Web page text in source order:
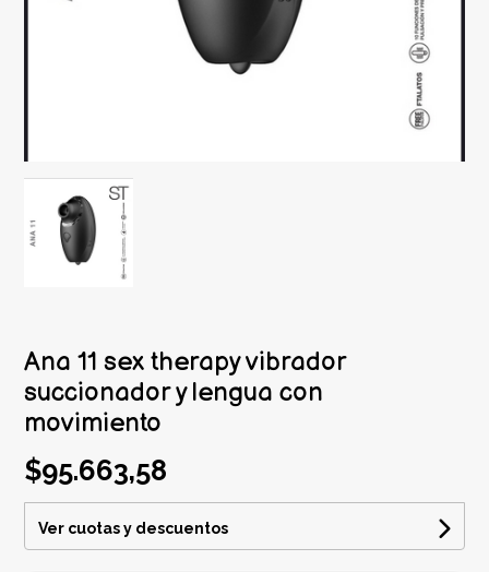
Ana 11 sex therapy vibrador
succionador y lengua con
movimiento
$95.663,58
Ver cuotas y descuentos